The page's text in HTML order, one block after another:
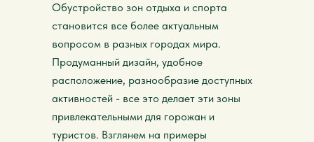
Обустройство зон отдыха и спорта
становится все более актуальным
вопросом в разных городах мира.
Продуманный дизайн, удобное
расположение, разнообразие доступных
активностей - все это делает эти зоны
привлекательными для горожан и
туристов. Взглянем на примеры